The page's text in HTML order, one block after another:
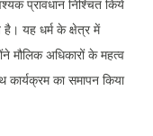
प्रावधान निश्चित किये
है। यह धर्म के क्षेत्र में
मौलिक अधिकारों के महत्व
कार्यक्रम का समापन किया